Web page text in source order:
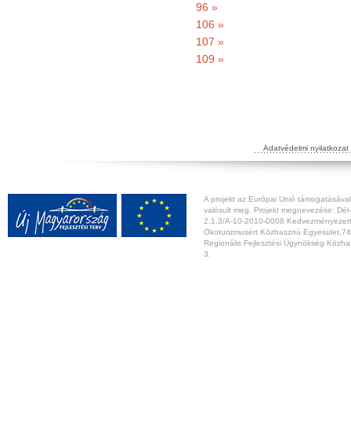
96 »
106 »
107 »
109 »
Adatvédelmi nyilatkozat
A projekt az Európai Unió
valósult meg. Projekt megnevezése:
2.1.3/A-10-2010-0008
Ökoturizmusért Közhasznú
Regionális Fejlesztési Ügynökség
3.